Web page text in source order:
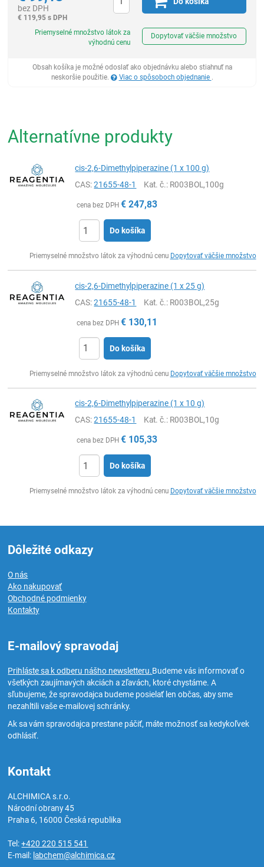
bez DPH
€ 119,95 s DPH
Priemyselné množstvo látok za
výhodnú cenu
Dopytovať väčšie množstvo
Obsah košíka je možné odoslať ako objednávku alebo stiahnuť na
neskoršie použitie.
Viac o spôsoboch objednanie .
Alternatívne produkty
cis-2,6-Dimethylpiperazine (1 x 100 g)
CAS:21655-48-1 Kat. č.: R003BOL,100g
cena bez DPH € 247,83
Do košíka
Priemyselné množstvo látok za výhodnú cenu Dopytovať väčšie množstvo
cis-2,6-Dimethylpiperazine (1 x 25 g)
CAS:21655-48-1 Kat. č.: R003BOL,25g
cena bez DPH € 130,11
Do košíka
Priemyselné množstvo látok za výhodnú cenu Dopytovať väčšie množstvo
cis-2,6-Dimethylpiperazine (1 x 10 g)
CAS:21655-48-1 Kat. č.: R003BOL,10g
cena bez DPH € 105,33
Do košíka
Priemyselné množstvo látok za výhodnú cenu Dopytovať väčšie množstvo
Dôležité odkazy
O nás
Ako nakupovať
Obchodné podmienky
Kontakty
E-mailový spravodaj
Prihláste sa k odberu nášho newsletteru.Budeme vás informovať o
všetkých zaujímavých akciách a zľavách, ktoré chystáme. A
sľubujeme, že spravodajca budeme posielať len občas, aby sme
nezahltili vaše e-mailovej schránky.
Ak sa vám spravodajca prestane páčiť, máte možnosť sa kedykoľvek
odhlásiť.
Kontakt
ALCHIMICA s.r.o.
Národní obrany 45
Praha 6, 16000Česká republika
Tel:+420 220 515 541
E-mail: labchem@alchimica.cz